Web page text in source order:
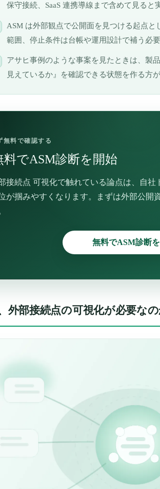
保守接続、SaaS 連携導線まで含めて見ると
ASM は外部観点で公開面を見つける起点と
範囲、停止条件は台帳や運用設計で補う必要
アサヒ事例のような事案を見たときは、製
見えているか』を確認できる状態を作る方
無料で確認する
料でASM診断を開始
接続点 可視化で触れている論点は、自
が掴みやすくなります。まずは外部公開
無料でASM診断
外部接続点の可視化が必要な